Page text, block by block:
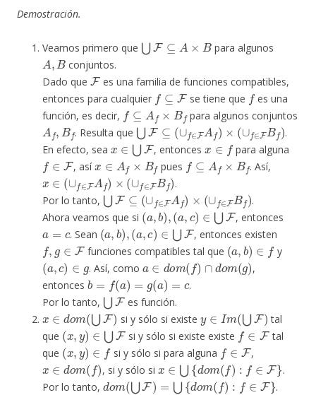
Demostración.
Veamos primero que
⋃ F⊆ B
para algunos
A,B
conjuntos.
Dado que
F
es una familia de funciones compatibles,
entonces para cualquier
f⊆ F
se tiene que
f
es una
función, es decir,
f⊆Af×B f
para algunos conjuntos
Af,Bf
. Resulta que
⋃F⊆ (∪f∈ FAf)×(∪f∈F Bf)
.
En efecto, sea
x ∈⋃F
, entonces
x∈
para alguna
f∈ F
, así
x∈A f× Bf
pues
f⊆Af ×B f
. Así,
x ∈ ∪ f ∈F Af )× (∪f ∈ FBf)
.
Por lo tanto,
⋃ F⊆(∪f∈FAf) ( ∈
.
Ahora veamos que si
(a,b),(a,c ∈ ⋃F
, entonces
a=c
. Sean
(a ,b),( a, c)∈⋃F
, entonces existen
f, ∈F
funciones compatibles tal que
(a,b)∈f
y
(a,c )∈g
. Así, como
a∈dom(f )∩ dom(g)
,
entonces
b =f( a)=g(a) =c
.
Por lo tanto,
⋃F
es función.
x ∈ dom(⋃F)
si y sólo si existe
m ⋃ F)
tal
que
(x,y)∈⋃F
si y sólo si existe existe
f∈F
tal
que
(x,y)∈f
si y sólo si para alguna
f∈ F
,
x∈ dom(f )
, si y sólo si
x∈⋃ {dom( f) :f∈F}
.
Por lo tanto,
do m(⋃F)=⋃ {dom(f):f∈ F }
.